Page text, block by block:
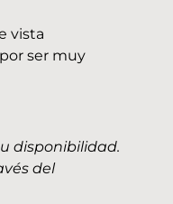
vista
ser muy
disponibilidad.
del